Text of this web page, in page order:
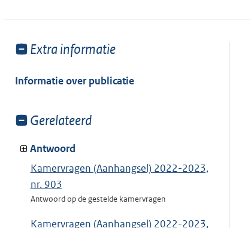
Toon
van:
Extra informatie
Informatie over publicatie
Toon
van:
Gerelateerd
Antwoord
Kamervragen (Aanhangsel) 2022-2023,
nr. 903
Antwoord op de gestelde kamervragen
Kamervragen (Aanhangsel) 2022-2023,